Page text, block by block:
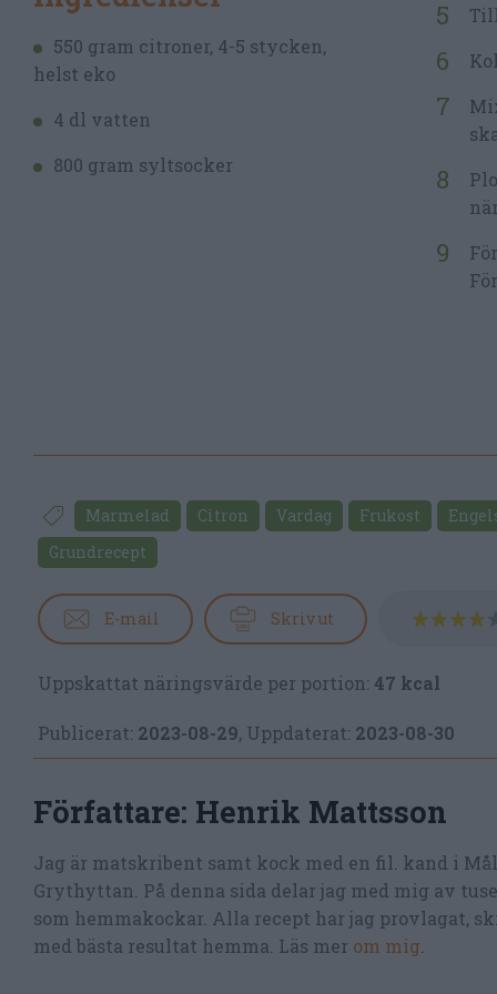
550 gram citroner, 4-5 stycken,
helst eko
4 dl vatten
800 gram syltsocker
Marmelad Citron Vardag Frukost
Grundrecept
E-mail Skriv ut
Uppskattat näringsvärde per portion: 47 kcal
Publicerat: 2023-08-29, Uppdaterat: 2023-08-30
Författare: Henrik Mattsson
Jag är matskribent samt kock med en fil. kand i
Grythyttan. På denna sida delar jag med mig av
som hemmakockar. Alla recept har jag provlagat,
med bästa resultat hemma. Läs mer om mig